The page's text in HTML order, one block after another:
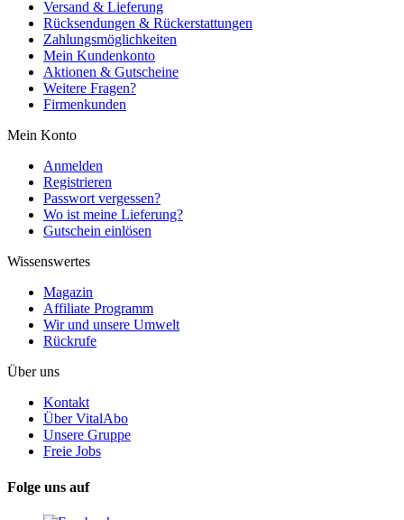
Versand & Lieferung
Rücksendungen & Rückerstattungen
Zahlungsmöglichkeiten
Mein Kundenkonto
Aktionen & Gutscheine
Weitere Fragen?
Firmenkunden
Mein Konto
Anmelden
Registrieren
Passwort vergessen?
Wo ist meine Lieferung?
Gutschein einlösen
Wissenswertes
Magazin
Affiliate Programm
Wir und unsere Umwelt
Rückrufe
Über uns
Kontakt
Über VitalAbo
Unsere Gruppe
Freie Jobs
Folge uns auf